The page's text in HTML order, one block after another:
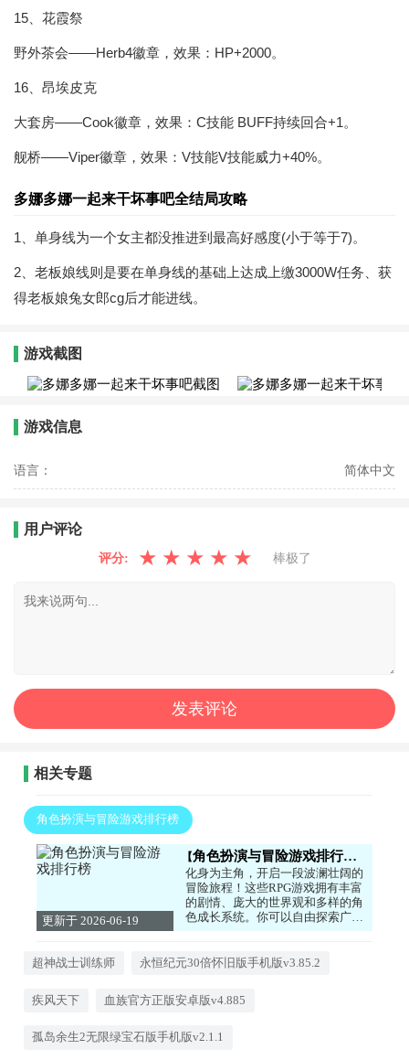
15、花霞祭
野外茶会——Herb4徽章，效果：HP+2000。
16、昂埃皮克
大套房——Cook徽章，效果：C技能 BUFF持续回合+1。
舰桥——Viper徽章，效果：V技能V技能威力+40%。
多娜多娜一起来干坏事吧全结局攻略
1、单身线为一个女主都没推进到最高好感度(小于等于7)。
2、老板娘线则是要在单身线的基础上达成上缴3000W任务、获
得老板娘兔女郎cg后才能进线。
游戏截图
游戏信息
语言： 简体中文
用户评论
评分: ★ ★ ★ ★ ★ 棒极了
相关专题
角色扮演与冒险游戏排行榜
更新于 2026-06-19
角色扮演与冒险游戏排行榜
化身为主角，开启一段波澜壮阔的
冒险旅程！这些RPG游戏拥有丰富
的剧情、庞大的世界观和多样的角
色成长系统。你可以自由探索广阔
的地图，接取任务，与各种NPC互
魔幻还是东方武侠，都能让你沉浸
吧！
超神战士训练师 永恒纪元30倍怀旧版手机版v3.85.2
疾风天下 血族官方正版安卓版v4.885
孤岛余生2无限绿宝石版手机版v2.1.1